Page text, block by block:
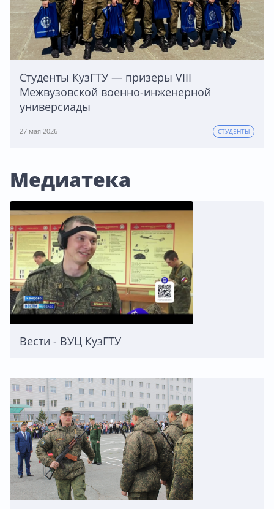
Студенты КузГТУ — призеры VIII
Межвузовской военно-инженерной
универсиады
27 мая 2026 СТУДЕНТЫ
Медиатека
Вести - ВУЦ КузГТУ